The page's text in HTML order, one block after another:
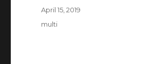
Posted
April 15, 2019
Categories
multi